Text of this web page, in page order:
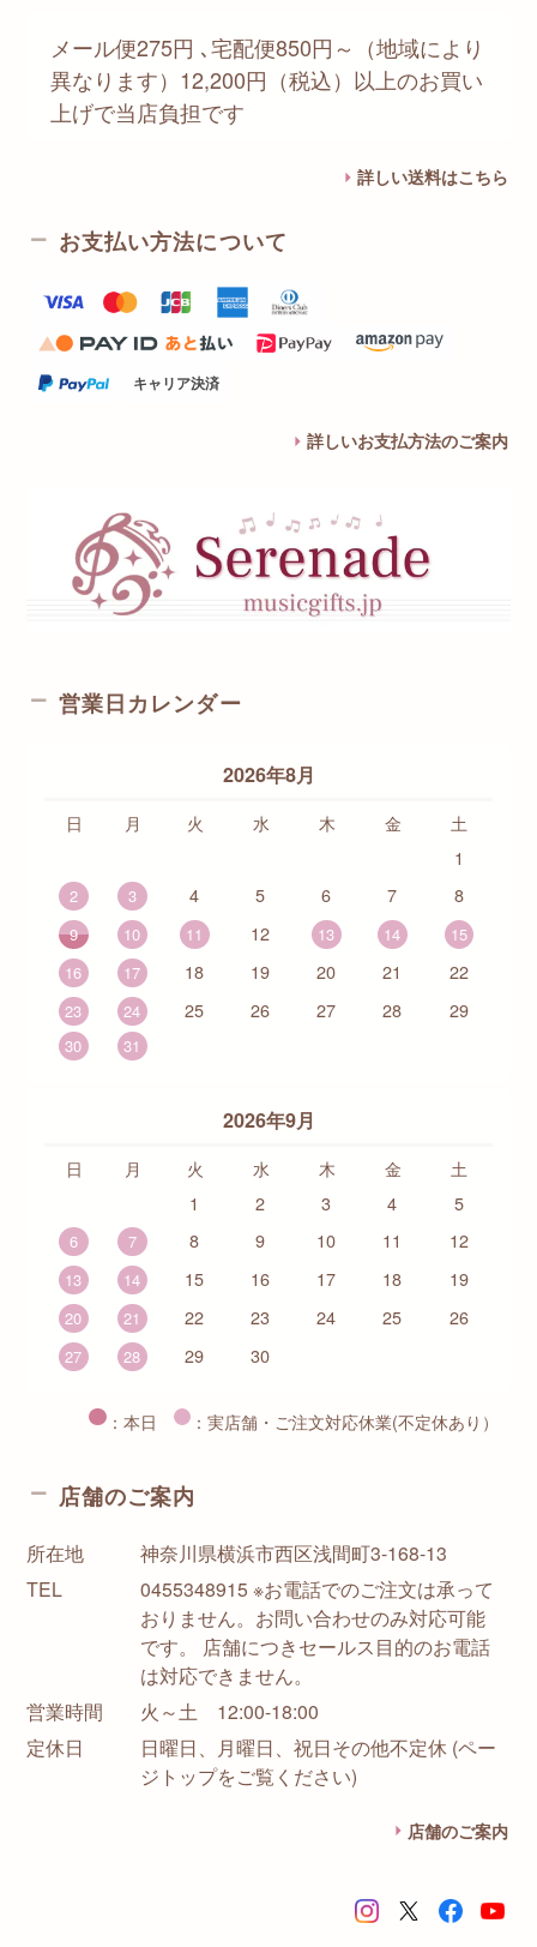
メール便275円 ､宅配便850円～（地域により
異なります）12,200円（税込）以上のお買い
上げで当店負担です
詳しい送料はこちら
お支払い方法について
キャリア決済
詳しいお支払方法のご案内
営業日カレンダー
2026年8月
日 月 火 水 木 金
土
1
2 3 4 5 6 7 8
9 10 11 12 13 14
15
16
17 18 19 20 21 22
23 24 25 26 27 28 29
30 31
2026年9月
日 月 火 水 木 金
土
1
2 3 4 5
6 7 8 9 10 11 12
13 14 15 16 17 18 19
20 21 22 23 24 25 26
27 28 29 30
：本日 ：実店舗・ご注文対応休業(不定休あり）
店舗のご案内
所在地
神奈川県横浜市西区浅間町3-168-13
TEL
0455348915 ※お電話でのご注文は承って
おりません。お問い合わせのみ対応可能
です。 店舗につきセールス目的のお電話
は対応できません。
営業時間
火～土 12:00-18:00
定休日
日曜日、月曜日、祝日その他不定休 (ペー
ジトップをご覧ください)
店舗のご案内